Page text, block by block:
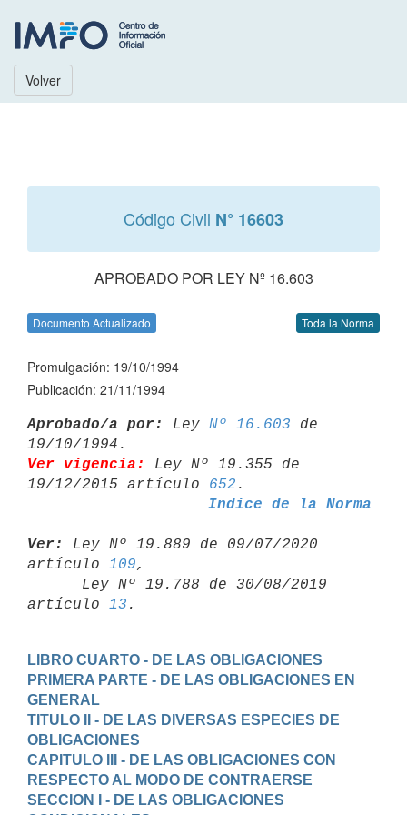
Volver
Código Civil N° 16603
APROBADO POR LEY Nº 16.603
Documento Actualizado Toda la Norma
Promulgación: 19/10/1994
Publicación: 21/11/1994
Aprobado/a por: Ley Nº 16.603 de
Ver vigencia:
Ley Nº 19.355 de
19/12/2015 artículo 652
Indice de la Norma
Ver:
Ley Nº 19.889 de 09/07/2020
artículo 109,
artículo 13
LIBRO CUARTO - DE LAS OBLIGACIONES
PRIMERA PARTE - DE LAS OBLIGACIONES EN
GENERAL
TITULO II - DE LAS DIVERSAS ESPECIES DE
OBLIGACIONES
CAPITULO III - DE LAS OBLIGACIONES CON
RESPECTO AL MODO DE CONTRAERSE
SECCION I - DE LAS OBLIGACIONES